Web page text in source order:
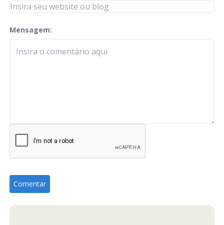
Mensagem:
check-terms